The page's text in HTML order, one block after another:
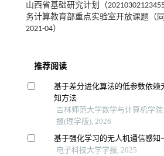
山西省基础研究计划（
务计算教育部重点实验室开放课题（同
2021-04）